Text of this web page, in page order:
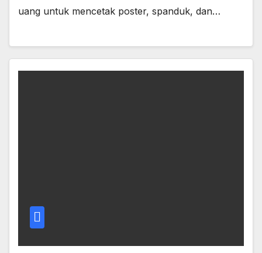
uang untuk mencetak poster, spanduk, dan…